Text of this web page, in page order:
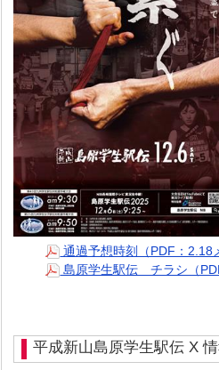
通過予想時刻（PDF：
島原学生駅伝 チラシ（
平成新山島原学生駅伝 X